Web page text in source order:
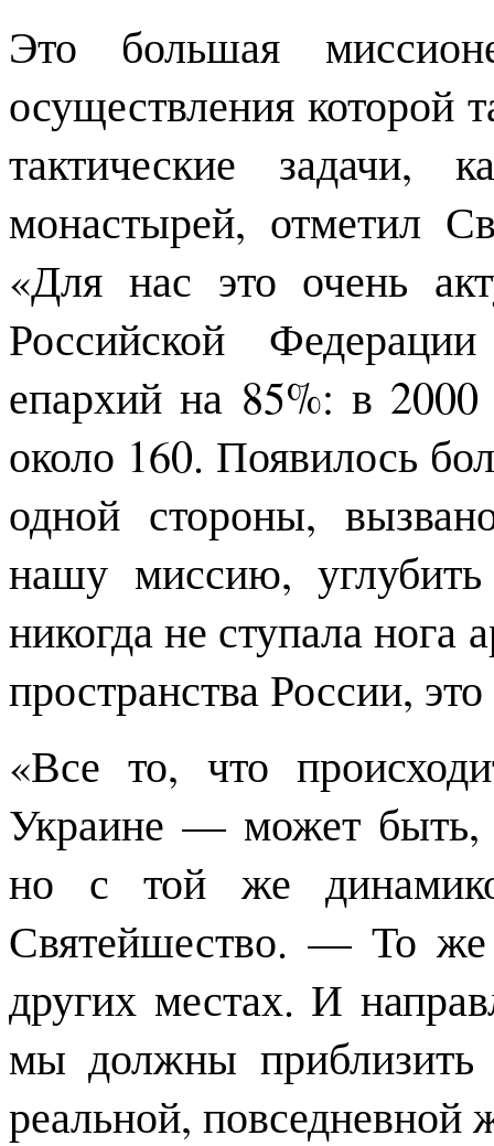
Это большая
осуществления которой
тактические задачи,
монастырей, отметил
«Для нас это очень
Российской
епархий на 85%: в
около 160. Появилось
одной стороны,
нашу миссию,
никогда не ступала
пространства России,
«Все то, что
Украине — может быть,
но с той же
Святейшество. — То же
других местах. И
мы должны приблизить
реальной, повседневной